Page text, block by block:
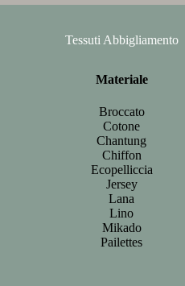
Tessuti Abbigliamento
Materiale
Broccato
Cotone
Chantung
Chiffon
Ecopelliccia
Jersey
Lana
Lino
Mikado
Pailettes